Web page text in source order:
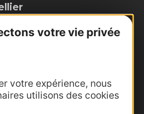
votre vie privée
votre expérience, nous
utilisons des cookies
78543
Cedex 6